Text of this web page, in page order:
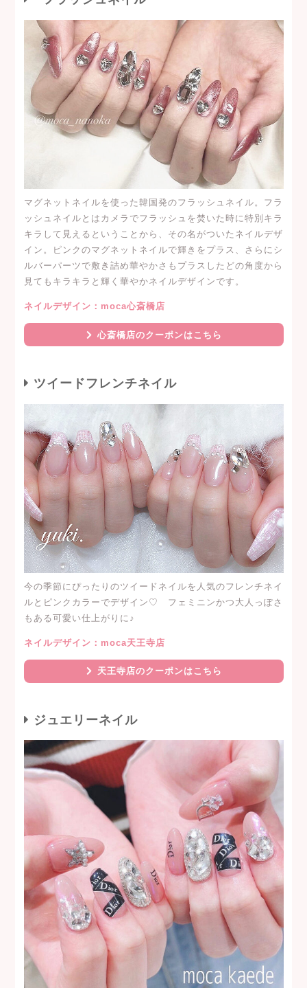
マグネットネイルを使った韓国発のフラッシュネイル。フラ
ッシュネイルとはカメラでフラッシュを焚いた時に特別キラ
キラして見えるということから、その名がついたネイルデザ
イン。ピンクのマグネットネイルで輝きをプラス、さらにシ
ルバーパーツで敷き詰め華やかさもプラスしたどの角度から
見てもキラキラと輝く華やかネイルデザインです。
ネイルデザイン：moca心斎橋店
心斎橋店のクーポンはこちら
ツイードフレンチネイル
今の季節にぴったりのツイードネイルを人気のフレンチネイ
ルとピンクカラーでデザイン♡ フェミニンかつ大人っぽさ
もある可愛い仕上がりに♪
ネイルデザイン：moca天王寺店
天王寺店のクーポンはこちら
ジュエリーネイル